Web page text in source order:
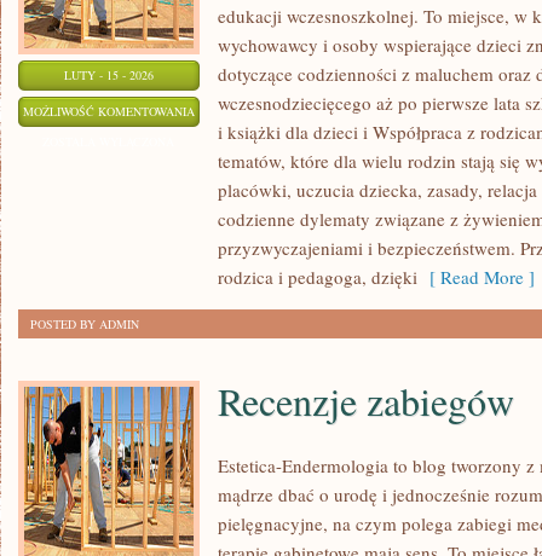
LUTY - 15 - 2026
MOŻLIWOŚĆ KOMENTOWANIA INSPIRACJE
NAUCZYCIELI
edukacji wczesnoszkolnej. To miejsce, w
wychowawcy i osoby wspierające dzieci
dotyczące codzienności z maluchem
wczesnodziecięcego aż po pierwsze lata
i książki dla dzieci i Współpraca z
tematów, które dla wielu rodzin stają się
placówki, uczucia dziecka, zasady,
codzienne dylematy związane z
przyzwyczajeniami i bezpieczeństwem.
rodzica i pedagoga, dzięki [ Read More ]
POSTED BY ADMIN
Recenzje zabiegów
Estetica-Endermologia to blog tworzony
mądrze dbać o urodę i jednocześnie
pielęgnacyjne, na czym polega zabiegi